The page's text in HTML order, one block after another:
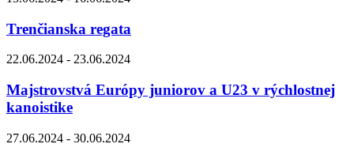
Trenčianska regata
22.06.2024 - 23.06.2024
Majstrovstvá Európy juniorov a U23 v rýchlostnej
kanoistike
27.06.2024 - 30.06.2024